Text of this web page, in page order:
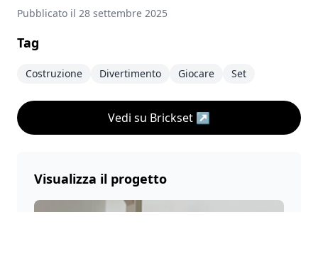
Pubblicato il 28 settembre 2025
Tag
Costruzione Divertimento Giocare Set
Vedi su Brickset ↗
Visualizza il progetto